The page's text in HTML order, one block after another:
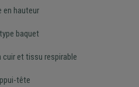
en hauteur
baquet
cuir et tissu respirable
tête